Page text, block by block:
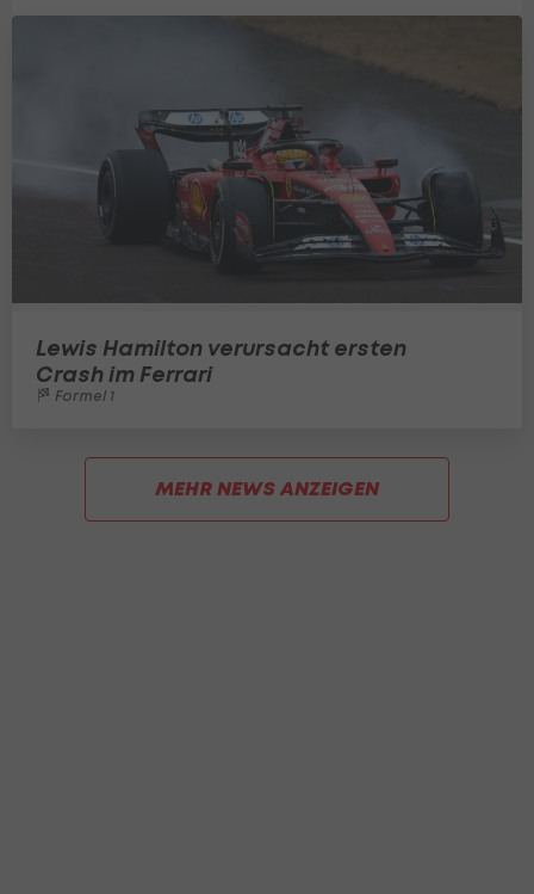
Lewis Hamilton verursacht ersten
Crash im Ferrari
Formel 1
MEHR NEWS ANZEIGEN